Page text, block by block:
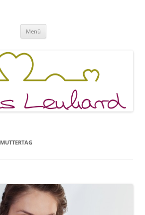
Menü
MUTTERTAG